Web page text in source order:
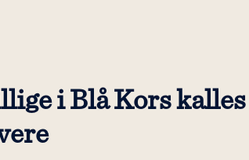
i Blå Kors kalles